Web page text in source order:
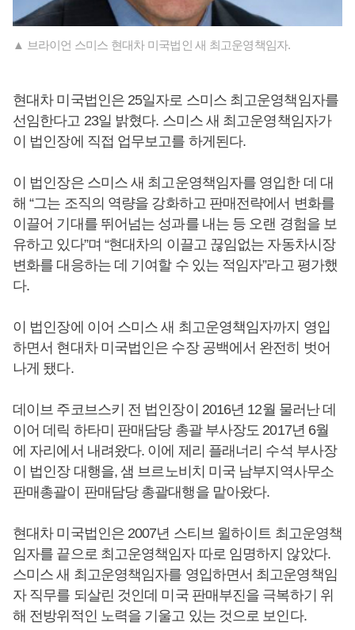
▲ 브라이언 스미스 현대차 미국법인 새 최고운영책임자.
현대차 미국법인은 25일자로 스미스 최고운영책임자를
선임한다고 23일 밝혔다. 스미스 새 최고운영책임자가
이 법인장에 직접 업무보고를 하게된다.
이 법인장은 스미스 새 최고운영책임자를 영입한 데 대
해 “그는 조직의 역량을 강화하고 판매전략에서 변화를
이끌어 기대를 뛰어넘는 성과를 내는 등 오랜 경험을 보
유하고 있다”며 “현대차의 이끌고 끊임없는 자동차시장
변화를 대응하는 데 기여할 수 있는 적임자”라고 평가했
다.
이 법인장에 이어 스미스 새 최고운영책임자까지 영입
하면서 현대차 미국법인은 수장 공백에서 완전히 벗어
나게 됐다.
데이브 주코브스키 전 법인장이 2016년 12월 물러난 데
이어 데릭 하타미 판매담당 총괄 부사장도 2017년 6월
에 자리에서 내려왔다. 이에 제리 플래너리 수석 부사장
이 법인장 대행을, 샘 브르노비치 미국 남부지역사무소
판매총괄이 판매담당 총괄대행을 맡아왔다.
현대차 미국법인은 2007년 스티브 윌하이트 최고운영책
임자를 끝으로 최고운영책임자 따로 임명하지 않았다.
스미스 새 최고운영책임자를 영입하면서 최고운영책임
자 직무를 되살린 것인데 미국 판매부진을 극복하기 위
해 전방위적인 노력을 기울고 있는 것으로 보인다.